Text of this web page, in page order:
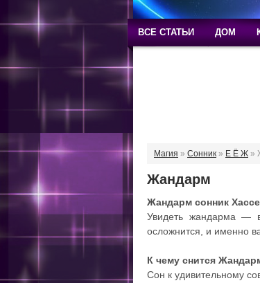
ВСЕ СТАТЬИ ДОМ
Магия » Сонник » Е Ё Ж »
Жандарм
Жандарм cонник Хассе
Увидеть жандарма —
осложнится, и именно
К чему снится
Сон к удивительному